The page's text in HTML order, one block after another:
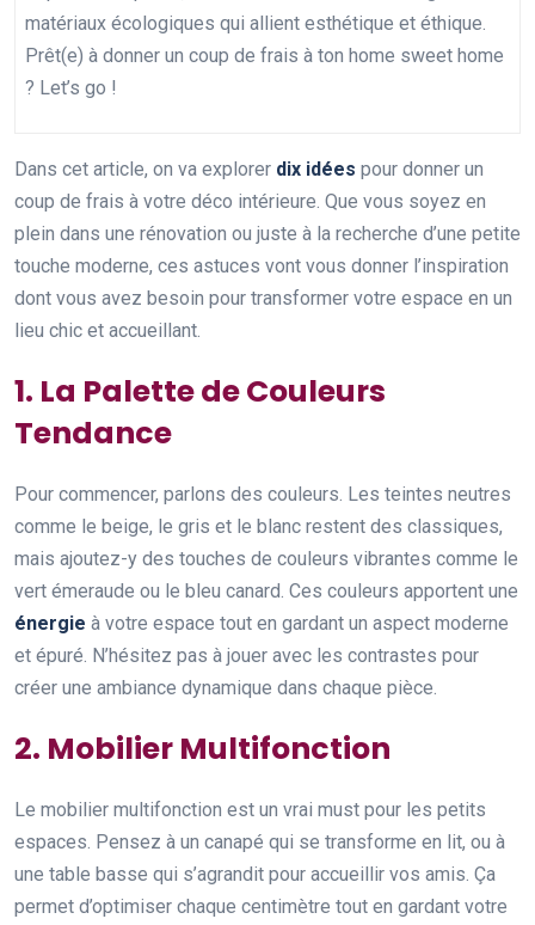
matériaux écologiques qui allient esthétique et éthique.
Prêt(e) à donner un coup de frais à ton home sweet home
? Let’s go !
Dans cet article, on va explorer dix idées pour donner un
coup de frais à votre déco intérieure. Que vous soyez en
plein dans une rénovation ou juste à la recherche d’une petite
touche moderne, ces astuces vont vous donner l’inspiration
dont vous avez besoin pour transformer votre espace en un
lieu chic et accueillant.
1. La Palette de Couleurs
Tendance
Pour commencer, parlons des couleurs. Les teintes neutres
comme le beige, le gris et le blanc restent des classiques,
mais ajoutez-y des touches de couleurs vibrantes comme le
vert émeraude ou le bleu canard. Ces couleurs apportent une
énergie à votre espace tout en gardant un aspect moderne
et épuré. N’hésitez pas à jouer avec les contrastes pour
créer une ambiance dynamique dans chaque pièce.
2. Mobilier Multifonction
Le mobilier multifonction est un vrai must pour les petits
espaces. Pensez à un canapé qui se transforme en lit, ou à
une table basse qui s’agrandit pour accueillir vos amis. Ça
permet d’optimiser chaque centimètre tout en gardant votre